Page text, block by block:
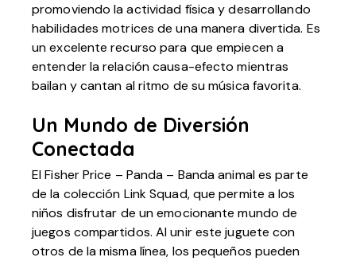
promoviendo la actividad física y desarrollando
habilidades motrices de una manera divertida. Es
un excelente recurso para que empiecen a
entender la relación causa-efecto mientras
bailan y cantan al ritmo de su música favorita.
Un Mundo de Diversión
Conectada
El Fisher Price – Panda – Banda animal es parte
de la colección Link Squad, que permite a los
niños disfrutar de un emocionante mundo de
juegos compartidos. Al unir este juguete con
otros de la misma línea, los pequeños pueden